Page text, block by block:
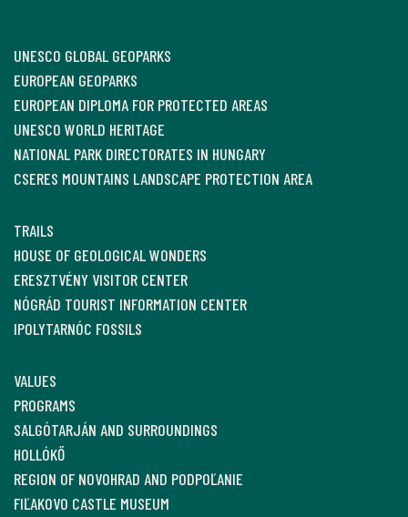
UNESCO GLOBAL GEOPARKS
EUROPEAN GEOPARKS
EUROPEAN DIPLOMA FOR PROTECTED AREAS
UNESCO WORLD HERITAGE
NATIONAL PARK DIRECTORATES IN HUNGARY
CSERES MOUNTAINS LANDSCAPE PROTECTION AREA
TRAILS
HOUSE OF GEOLOGICAL WONDERS
ERESZTVÉNY VISITOR CENTER
NÓGRÁD TOURIST INFORMATION CENTER
IPOLYTARNÓC FOSSILS
VALUES
PROGRAMS
SALGÓTARJÁN AND SURROUNDINGS
HOLLÓKŐ
REGION OF NOVOHRAD AND PODPOĽANIE
FIĽAKOVO CASTLE MUSEUM